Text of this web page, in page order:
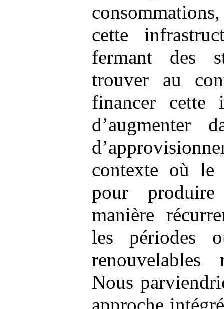
cette
fermant des
trouver au
financer cette
d’augmenter
contexte où le
pour
manière
les périodes
renouvelables
Nous
approche